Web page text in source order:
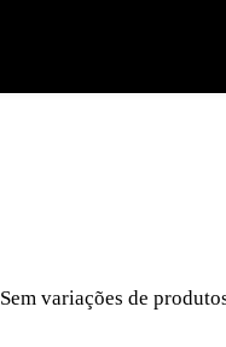
Sem variações de